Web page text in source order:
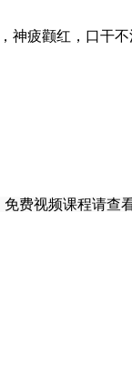
疲颧红，口干
费视频课程请查